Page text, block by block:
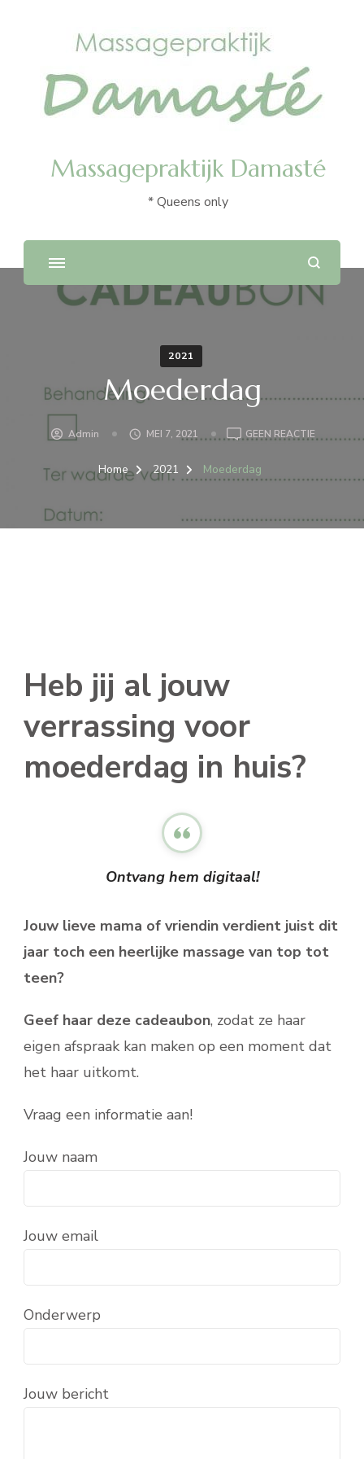
Massagepraktijk Damasté
* Queens only
2021
Moederdag
Admin MEI 7, 2021 GEEN REACTIEOP
Home 2021 Moederdag
Heb jij al jouw
verrassing voor
moederdag in huis?
Ontvang hem digitaal!
Jouw lieve mama of vriendin verdient juist dit
jaar toch een heerlijke massage van top tot
teen?
Geef haar deze cadeaubon, zodat ze haar
eigen afspraak kan maken op een moment dat
het haar uitkomt.
Vraag een informatie aan!
Jouw naam
Jouw email
Onderwerp
Jouw bericht